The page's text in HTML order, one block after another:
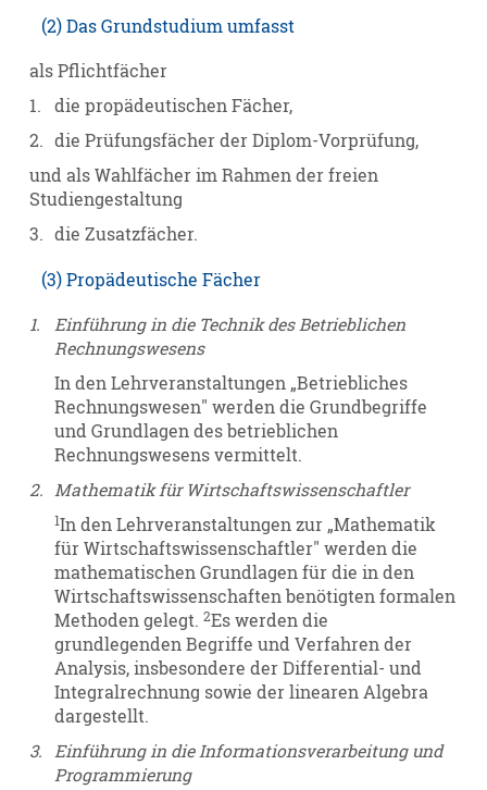
(2) Das Grundstudium umfasst
als Pflichtfächer
1.
die propädeutischen Fächer,
2. die Prüfungsfächer der Diplom-Vorprüfung,
und als Wahlfächer im Rahmen der freien
Studiengestaltung
3. die Zusatzfächer.
(3) Propädeutische Fächer
1.
Einführung in die Technik des Betrieblichen
Rechnungswesens
In den Lehrveranstaltungen „Betriebliches
Rechnungswesen" werden die Grundbegriffe
und Grundlagen des betrieblichen
Rechnungswesens vermittelt.
2. Mathematik für Wirtschaftswissenschaftler
1In den Lehrveranstaltungen zur „Mathematik
für Wirtschaftswissenschaftler" werden die
mathematischen Grundlagen für die in den
Wirtschaftswissenschaften benötigten formalen
Methoden gelegt.2Es werden die
grundlegenden Begriffe und Verfahren der
Analysis, insbesondere der Differential- und
Integralrechnung sowie der linearen Algebra
dargestellt.
3.
Einführung in die Informationsverarbeitung und
Programmierung